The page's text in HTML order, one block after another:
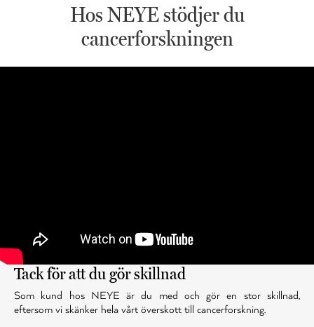
Hos NEYE stödjer du
cancerforskningen
Tack för att du gör skillnad
Som kund hos NEYE är du med och gör en stor skillnad,
eftersom vi skänker hela vårt överskott till cancerforskning.